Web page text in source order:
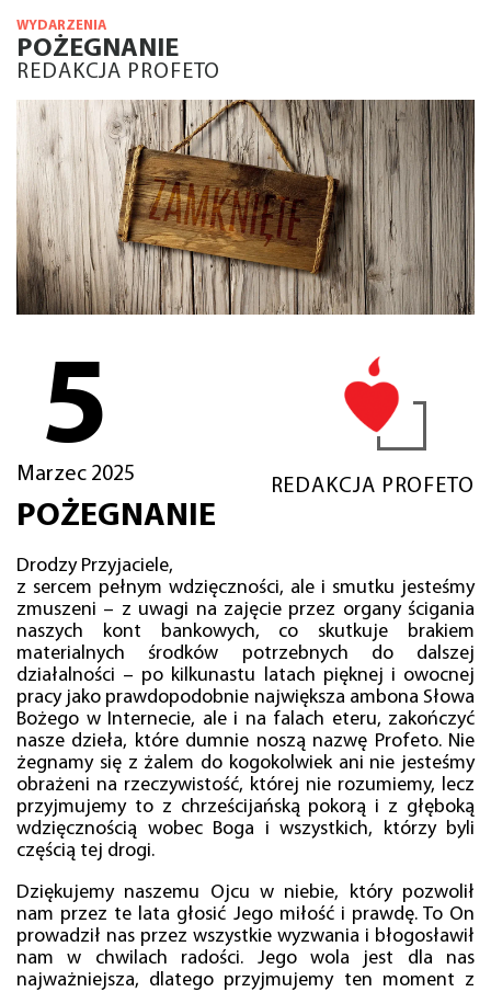
WYDARZENIA
POŻEGNANIE
REDAKCJA PROFETO
5
Marzec 2025
REDAKCJA PROFETO
POŻEGNANIE
Drodzy Przyjaciele,
z sercem pełnym wdzięczności, ale i smutku jesteśmy
zmuszeni – z uwagi na zajęcie przez organy ścigania
naszych kont bankowych, co skutkuje brakiem
materialnych środków potrzebnych do dalszej
działalności – po kilkunastu latach pięknej i owocnej
pracy jako prawdopodobnie największa ambona Słowa
Bożego w Internecie, ale i na falach eteru, zakończyć
nasze dzieła, które dumnie noszą nazwę Profeto. Nie
żegnamy się z żalem do kogokolwiek ani nie jesteśmy
obrażeni na rzeczywistość, której nie rozumiemy, lecz
przyjmujemy to z chrześcijańską pokorą i z głęboką
wdzięcznością wobec Boga i wszystkich, którzy byli
częścią tej drogi.
Dziękujemy naszemu Ojcu w niebie, który pozwolił
nam przez te lata głosić Jego miłość i prawdę. To On
prowadził nas przez wszystkie wyzwania i błogosławił
nam w chwilach radości. Jego wola jest dla nas
najważniejsza, dlatego przyjmujemy ten moment z